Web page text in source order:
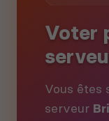
Voter
Vous êtes
serveur